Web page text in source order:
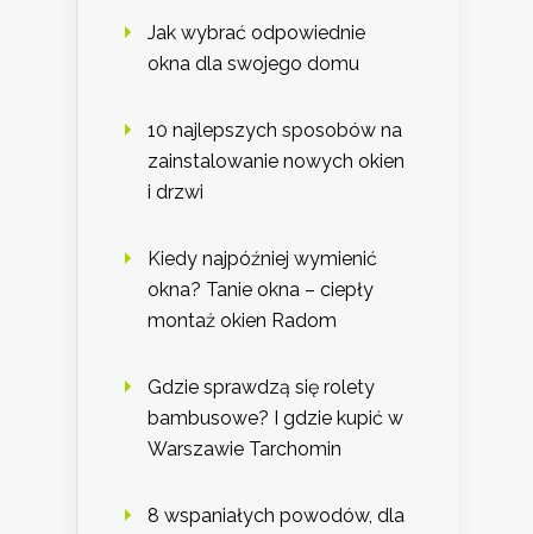
Jak wybrać odpowiednie
okna dla swojego domu
10 najlepszych sposobów na
zainstalowanie nowych okien
i drzwi
Kiedy najpóźniej wymienić
okna? Tanie okna – ciepły
montaż okien Radom
Gdzie sprawdzą się rolety
bambusowe? I gdzie kupić w
Warszawie Tarchomin
8 wspaniałych powodów, dla